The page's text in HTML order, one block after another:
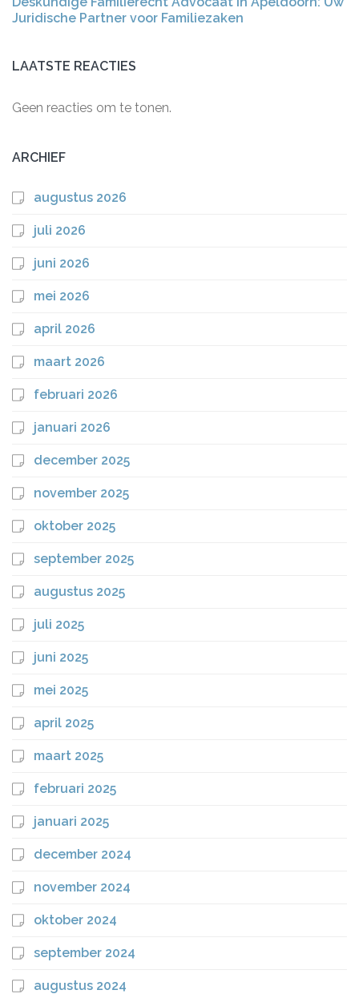
Juridische Partner voor Familiezaken
LAATSTE REACTIES
Geen reacties om te tonen.
ARCHIEF
augustus 2026
juli 2026
juni 2026
mei 2026
april 2026
maart 2026
februari 2026
januari 2026
december 2025
november 2025
oktober 2025
september 2025
augustus 2025
juli 2025
juni 2025
mei 2025
april 2025
maart 2025
februari 2025
januari 2025
december 2024
november 2024
oktober 2024
september 2024
augustus 2024